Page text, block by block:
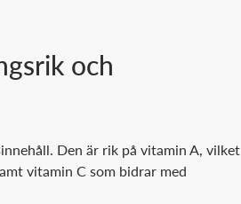
och
Den är rik på vitamin A, vilket
vitamin C som bidrar med